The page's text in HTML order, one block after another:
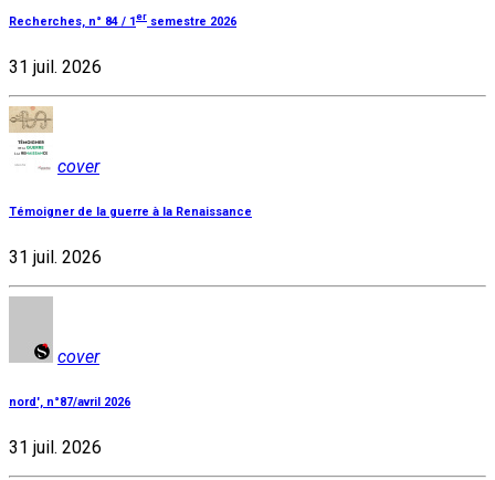
Recherches, n° 84 / 1 er semestre 2026
31 juil. 2026
cover
Témoigner de la guerre à la Renaissance
31 juil. 2026
cover
nord', n°87/avril 2026
31 juil. 2026